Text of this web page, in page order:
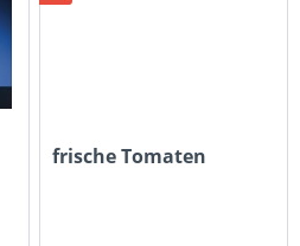
frische Tomaten